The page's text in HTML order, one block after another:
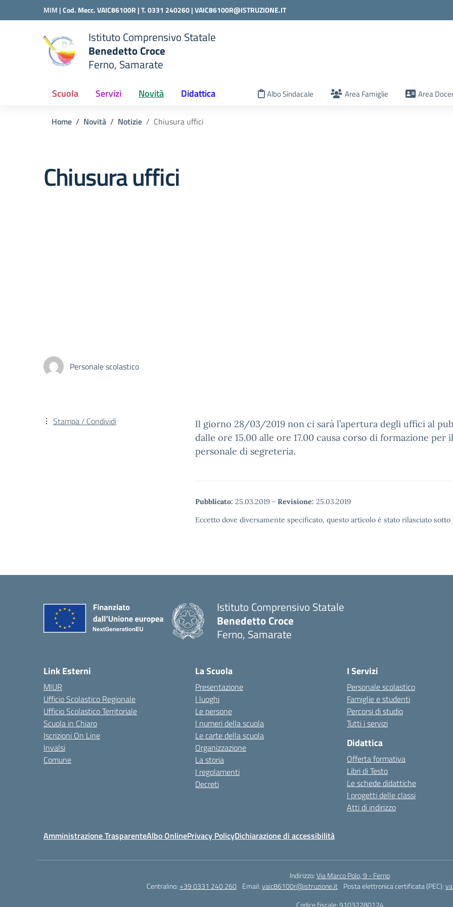
Vai ai contenuti
Vai al menu di navigazione
MIM |Cod. Mecc. VAIC86100R | T. 0331 240260 |VAIC86100R@ISTRUZIONE.IT
scuola
Istituto Comprensivo Statale
Benedetto Croce
Ferno, Samarate
Scuola Servizi Novità Didattica Albo Sindacale Area Famiglie Area
Home Novità Notizie Chiusura uffici
Chiusura uffici
Personale scolastico
Il giorno 28/03/2019 non ci sarà l’apertura degli uffici al
dalle ore 15.00 alle ore 17.00 causa corso di formazione per il
personale di segreteria.
Pubblicato: 25.03.2019 - Revisione: 25.03.2019
Eccetto dove diversamente specificato, questo articolo è stato rilasciato
Stampa / Condividi
Istituto Comprensivo Statale
Benedetto Croce
Ferno, Samarate
Link Esterni
MIUR
Ufficio Scolastico Regionale
Ufficio Scolastico Territoriale
Scuola in Chiaro
Iscrizioni On Line
Invalsi
Comune
La Scuola
Presentazione
I luoghi
Le persone
I numeri della scuola
Le carte della scuola
Organizzazione
La storia
I regolamenti
Decreti
I Servizi
Personale scolastico
Famiglie e studenti
Percorsi di studio
Tutti i servizi
Didattica
Offerta formativa
Libri di Testo
Le schede didattiche
I progetti delle classi
Atti di indirizzo
Amministrazione TrasparenteAlbo OnlinePrivacy PolicyDichiarazione di accessibilità
Indirizzo:Via Marco Polo, 9 - Ferno
Centralino:+39 0331 240 260 Email:vaic86100r@istruzione.it Posta elettronica certificata (PEC):
Codice fiscale: 91032280124